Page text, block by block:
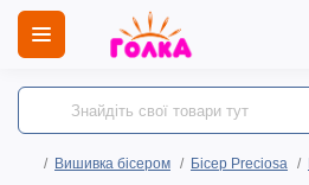
Вишивка бісером Бісер Preciosa